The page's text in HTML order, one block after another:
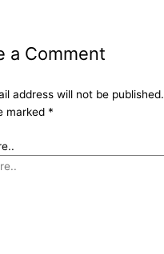
a Comment
address will not be published.
marked *